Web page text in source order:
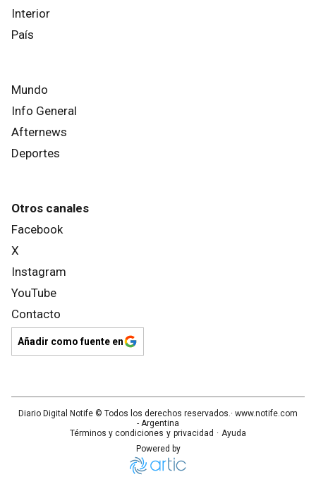
Interior
País
Mundo
Info General
Afternews
Deportes
Otros canales
Facebook
X
Instagram
YouTube
Contacto
Añadir como fuente en
Diario Digital Notife © Todos los derechos reservados.· www.notife.com
- Argentina
Términos y condiciones y privacidad · Ayuda
Powered by